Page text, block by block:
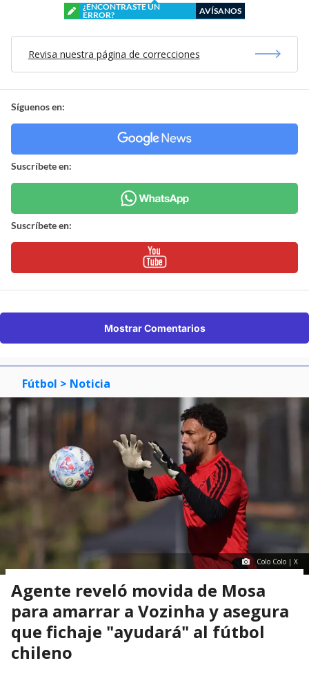
¿ENCONTRASTE UN
ERROR?
AVÍSANOS
Revisa nuestra página de correcciones
Síguenos en:
Suscríbete en:
Suscríbete en:
Mostrar Comentarios
Fútbol > Noticia
Colo Colo | X
Agente reveló movida de Mosa
para amarrar a Vozinha y asegura
que fichaje "ayudará" al fútbol
chileno